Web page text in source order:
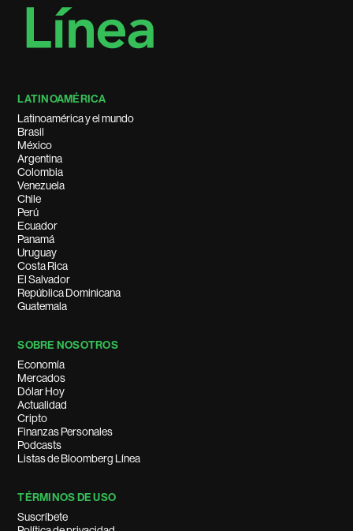
LATINOAMÉRICA
Latinoamérica y el mundo
Brasil
México
Argentina
Colombia
Venezuela
Chile
Perú
Ecuador
Panamá
Uruguay
Costa Rica
El Salvador
República Dominicana
Guatemala
SOBRE NOSOTROS
Economía
Mercados
Dólar Hoy
Actualidad
Cripto
Finanzas Personales
Podcasts
Listas de Bloomberg Línea
TÉRMINOS DE USO
Suscríbete